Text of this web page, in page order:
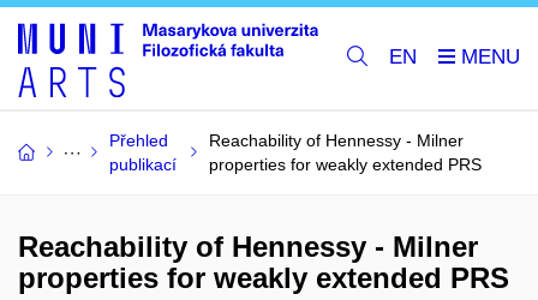
EN
Přehled
publikací
Reachability of Hennessy - Milner
properties for weakly extended PRS
Reachability of Hennessy - Milner
properties for weakly extended PRS